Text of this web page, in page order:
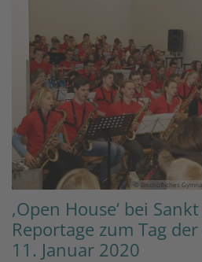
© Bischöfliches
,Open House‘ bei
Reportage zum Tag
11. Januar 2020